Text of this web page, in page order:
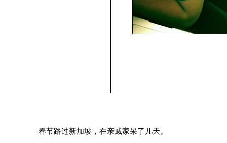
春节路过新加坡，在亲戚家呆了几天。